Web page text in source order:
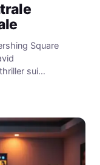
Square
sui…